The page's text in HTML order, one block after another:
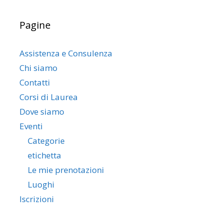
Pagine
Assistenza e Consulenza
Chi siamo
Contatti
Corsi di Laurea
Dove siamo
Eventi
Categorie
etichetta
Le mie prenotazioni
Luoghi
Iscrizioni